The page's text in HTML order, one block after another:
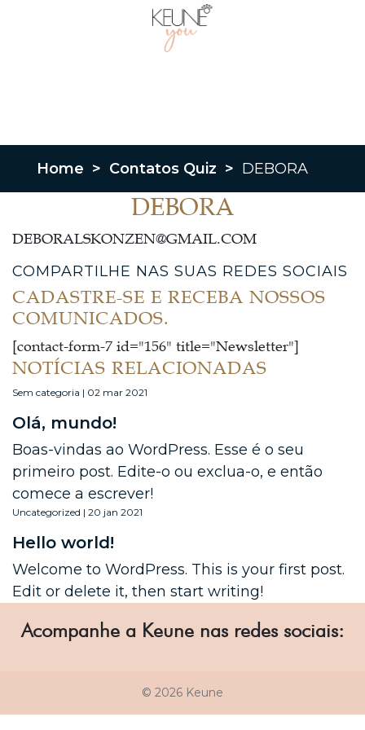
Home > Contatos Quiz > DEBORA
DEBORA
DEBORALSKONZEN@GMAIL.COM
COMPARTILHE NAS SUAS REDES SOCIAIS
CADASTRE-SE E RECEBA NOSSOS
COMUNICADOS.
[contact-form-7 id="156" title="Newsletter"]
NOTÍCIAS RELACIONADAS
Sem categoria | 02 mar 2021
Olá, mundo!
Boas-vindas ao WordPress. Esse é o seu
primeiro post. Edite-o ou exclua-o, e então
comece a escrever!
Uncategorized | 20 jan 2021
Hello world!
Welcome to WordPress. This is your first post.
Edit or delete it, then start writing!
Acompanhe a Keune nas redes sociais:
© 2026 Keune